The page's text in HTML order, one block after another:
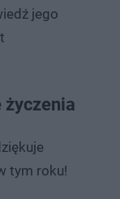
jego
życzenia
tym roku!